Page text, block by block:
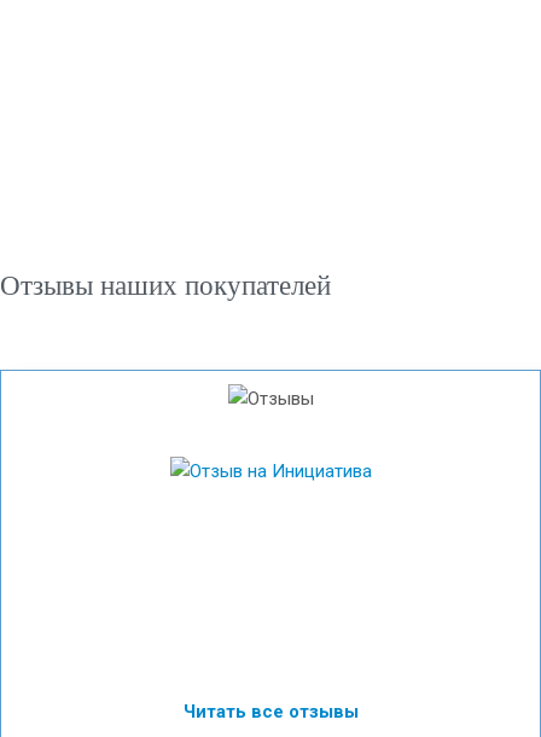
Отзывы наших покупателей
Читать все отзывы